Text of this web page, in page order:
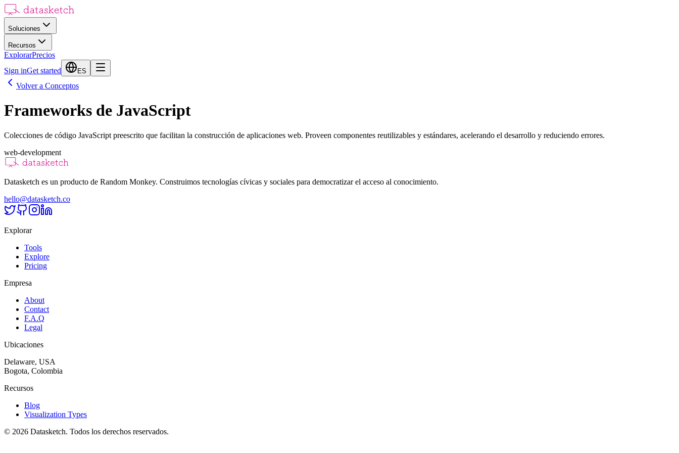
Soluciones
Recursos
ExplorarPrecios
Sign inGet started ES
Volver a Conceptos
Frameworks de JavaScript
Colecciones de código JavaScript preescrito que facilitan la construcción de aplicaciones web. Proveen componentes reutilizables y estándares, acelerando el desarrollo y reduciendo errores.
web-development
Datasketch es un producto de Random Monkey. Construimos tecnologías cívicas y sociales para democratizar el acceso al conocimiento.
hello@datasketch.co
Explorar
Tools
Explore
Pricing
Empresa
About
Contact
F.A.Q
Legal
Ubicaciones
Delaware, USA
Bogota, Colombia
Recursos
Blog
Visualization Types
© 2026 Datasketch. Todos los derechos reservados.